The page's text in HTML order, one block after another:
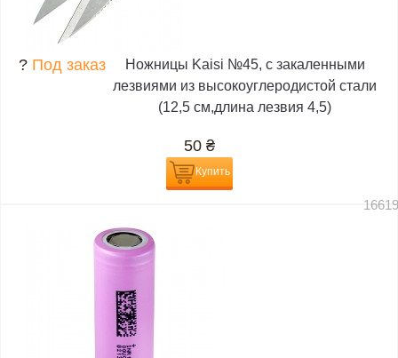
? Под заказ
Ножницы Kaisi №45, с закаленными
лезвиями из высокоуглеродистой стали
(12,5 см,длина лезвия 4,5)
50 ₴
Купить